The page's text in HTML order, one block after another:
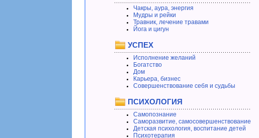
Чакры, аура, энергия
Мудры и рейки
Травник, лечение травами
Йога и цигун
УСПЕХ
Исполнение желаний
Богатство
Дом
Карьера, бизнес
Совершенствование себя и судьбы
ПСИХОЛОГИЯ
Самопознание
Саморазвитие, самосовершенствование
Детская психология, воспитание детей
Психотерапия